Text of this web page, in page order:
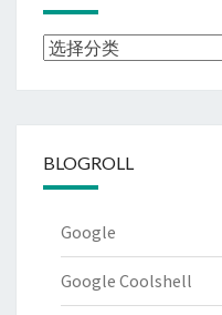
分
BLOGROLL
Google
Google Coolshell